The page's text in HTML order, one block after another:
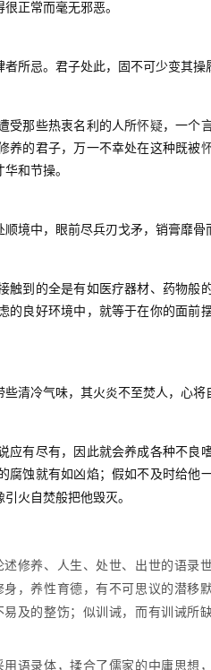
正常而毫无邪恶。
忌。君子处此，固不可少变其操
那些热衷名利的人所怀疑，一个
养的君子，万一不幸处在这种既被
和节操。
中，眼前尽兵刃戈矛，销膏靡骨
到的全是有如医疗器材、药物般
的良好环境中，就等于在你的面前
冷气味，其火炎不至焚人，心将
有尽有，因此就会养成各种不良
腐蚀就有如凶焰；假如不及时给他
引火自焚般把他毁灭。
修养、人生、处世、出世的语录
，养性育德，有不可思议的潜移
及的整饬；似训诫，而有训诫所
语录体，揉合了儒家的中庸思